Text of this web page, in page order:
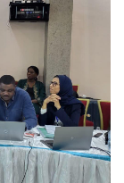
23